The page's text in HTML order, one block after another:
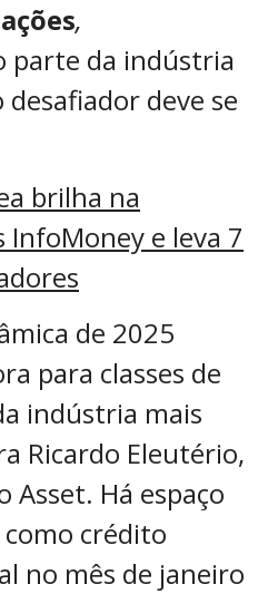
ações,
parte da indústria
deve se
brilha na
e leva 7
de 2025
para classes de
indústria mais
Ricardo Eleutério,
Asset. Há espaço
crédito
no mês de janeiro